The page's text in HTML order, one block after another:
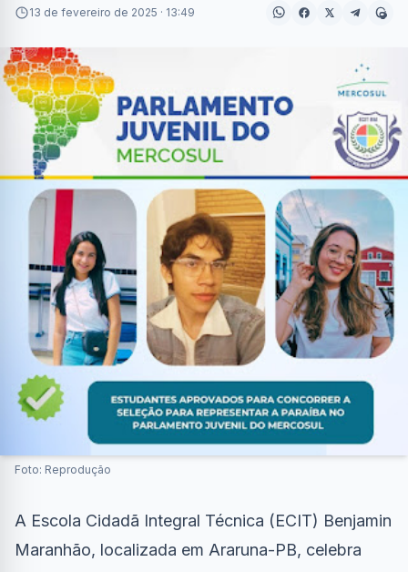
13 de fevereiro de 2025 · 13:49
Foto: Reprodução
A Escola Cidadã Integral Técnica (ECIT) Benjamin
Maranhão, localizada em Araruna-PB, celebra